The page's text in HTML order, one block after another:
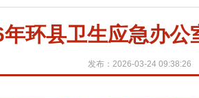
环县卫生应急办
发布：2026-03-24 09:38:26